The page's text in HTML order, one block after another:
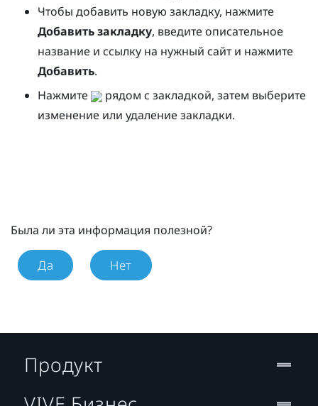
Чтобы добавить новую закладку, нажмите
Добавить закладку, введите описательное
название и ссылку на нужный сайт и нажмите
Добавить.
Нажмите
рядом с закладкой, затем выберите
изменение или удаление закладки.
Была ли эта информация полезной?
Да Нет
Продукт